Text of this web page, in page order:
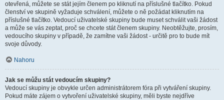
otevřená, můžete se stát jejím členem po kliknutí na příslušné tlačítko. Pokud
členství ve skupině vyžaduje schválení, můžete o ně požádat kliknutím na
příslušné tlačítko. Vedoucí uživatelské skupiny bude muset schválit vaši žádost
a může se vás zeptat, proč se chcete stát členem skupiny. Neobtěžujte, prosím,
vedoucího skupiny v případě, že zamítne vaši žádost - určitě pro to bude mít
svoje důvody.
Nahoru
Jak se můžu stát vedoucím skupiny?
Vedoucí skupiny je obvykle určen administrátorem fóra při vytváření skupiny.
Pokud máte zájem o vytvoření uživatelské skupiny, měli byste nejdříve